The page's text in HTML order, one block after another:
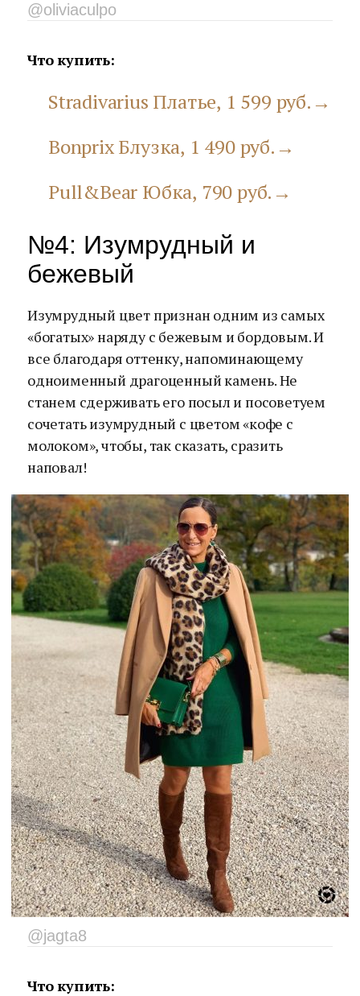
@oliviaculpo
Что купить:
Stradivarius Платье, 1 599 руб.→
Bonprix Блузка, 1 490 руб.→
Pull&Bear Юбка, 790 руб.→
№4: Изумрудный и
бежевый
Изумрудный цвет признан одним из самых
«богатых» наряду с бежевым и бордовым. И
все благодаря оттенку, напоминающему
одноименный драгоценный камень. Не
станем сдерживать его посыл и посоветуем
сочетать изумрудный с цветом «кофе с
молоком», чтобы, так сказать, сразить
наповал!
@jagta8
Что купить: